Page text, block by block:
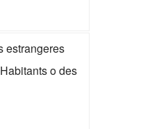
estrangeres
o des